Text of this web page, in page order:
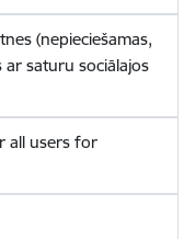
(nepieciešamas,
ar saturu sociālajos
all users for